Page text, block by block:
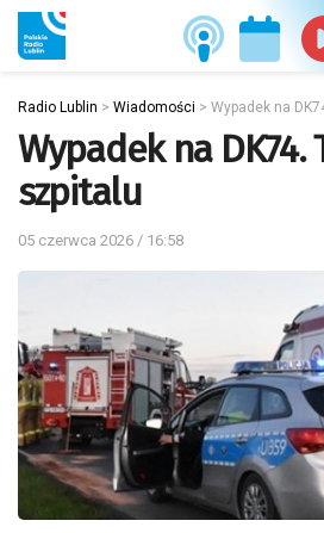
Radio Lublin > Wiadomości > Wypadek na
Wypadek na DK74.
szpitalu
05 czerwca 2026 / 16:58